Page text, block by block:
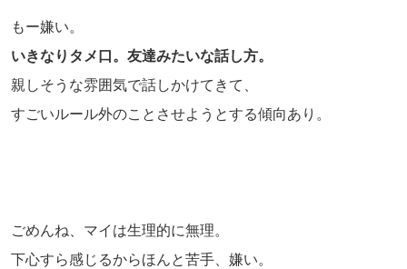
もー嫌い。
いきなりタメ口。友達みたいな話し方。
親しそうな雰囲気で話しかけてきて、
すごいルール外のことさせようとする傾向あり。
ごめんね、マイは生理的に無理。
下心すら感じるからほんと苦手、嫌い。